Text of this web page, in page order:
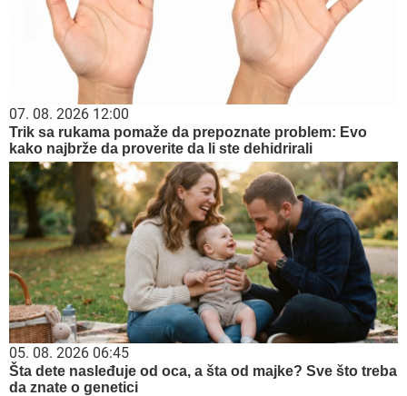
07. 08. 2026 12:00
Trik sa rukama pomaže da prepoznate problem: Evo
kako najbrže da proverite da li ste dehidrirali
05. 08. 2026 06:45
Šta dete nasleđuje od oca, a šta od majke? Sve što treba
da znate o genetici